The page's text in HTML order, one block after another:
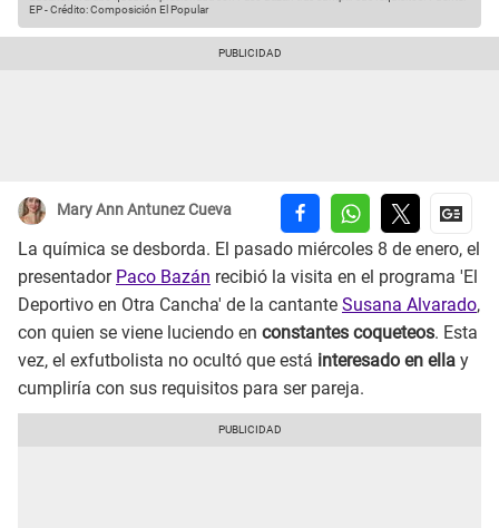
EP-Crédito: Composición El Popular
Mary Ann Antunez Cueva
La química se desborda. El pasado miércoles 8 de enero, el
presentador Paco Bazán recibió la visita en el programa 'El
Deportivo en Otra Cancha' de la cantante Susana Alvarado,
con quien se viene luciendo en constantes coqueteos. Esta
vez, el exfutbolista no ocultó que está interesado en ella y
cumpliría con sus requisitos para ser pareja.